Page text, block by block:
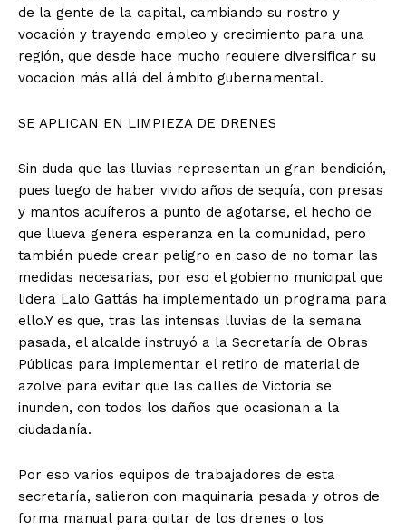
de la gente de la capital, cambiando su rostro y
vocación y trayendo empleo y crecimiento para una
región, que desde hace mucho requiere diversificar su
vocación más allá del ámbito gubernamental.
SE APLICAN EN LIMPIEZA DE DRENES
Sin duda que las lluvias representan un gran bendición,
pues luego de haber vivido años de sequía, con presas
y mantos acuíferos a punto de agotarse, el hecho de
que llueva genera esperanza en la comunidad, pero
también puede crear peligro en caso de no tomar las
medidas necesarias, por eso el gobierno municipal que
lidera Lalo Gattás ha implementado un programa para
ello.Y es que, tras las intensas lluvias de la semana
pasada, el alcalde instruyó a la Secretaría de Obras
Públicas para implementar el retiro de material de
azolve para evitar que las calles de Victoria se
inunden, con todos los daños que ocasionan a la
ciudadanía.
Por eso varios equipos de trabajadores de esta
secretaría, salieron con maquinaria pesada y otros de
forma manual para quitar de los drenes o los